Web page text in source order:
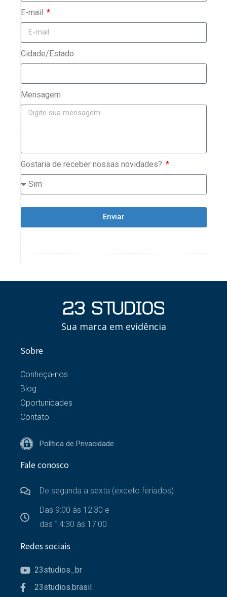
E-mail
Cidade/Estado
Mensagem
Gostaria de receber nossas novidades?
Enviar
Sua marca em evidência
Sobre
Conheça-nos
Blog
Oportunidades
Contato
Política de Privacidade
Fale conosco
De segunda a sexta (exceto feriados)
Das 9:00 às 12:30 e
das 14:30 às 17:00
Redes sociais
23studios_br
23studios.brasil